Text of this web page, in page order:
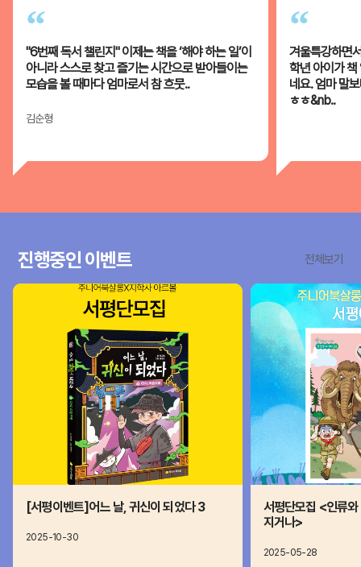
“
"6번째 독서 챌린지" 이제는 책을 ‘해야 하는 일’이
아니라 스스로 찾고 즐기는 시간으로 받아들이는
모습을 볼 때마다 엄마로서 참 흐뭇..
김순형
“
겨울특강하면
학년 아이가 책
네요. 엄마 말
ㅎㅎ&nb..
진행중인 이벤트 전체보기
[서평이벤트]어느 날, 귀신이 되었다 3
2025-10-30
서평단모집 <인류
지거나>
2025-05-28